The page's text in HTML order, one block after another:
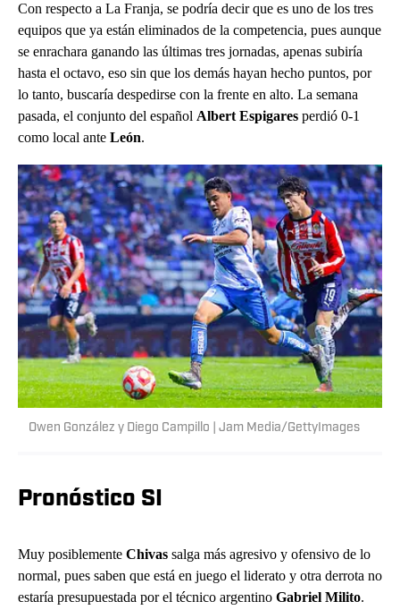
Con respecto a La Franja, se podría decir que es uno de los tres
equipos que ya están eliminados de la competencia, pues aunque
se enrachara ganando las últimas tres jornadas, apenas subiría
hasta el octavo, eso sin que los demás hayan hecho puntos, por
lo tanto, buscaría despedirse con la frente en alto. La semana
pasada, el conjunto del español Albert Espigares perdió 0-1
como local ante León.
Owen González y Diego Campillo | Jam Media/GettyImages
Pronóstico SI
Muy posiblemente Chivas salga más agresivo y ofensivo de lo
normal, pues saben que está en juego el liderato y otra derrota no
estaría presupuestada por el técnico argentino Gabriel Milito.